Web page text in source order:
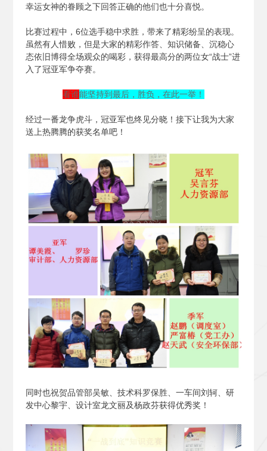
幸运女神的眷顾之下回答正确的他们也十分喜悦。
比赛过程中，6位选手稳中求胜，带来了精彩纷呈的表现。
虽然有人惜败，但是大家的精彩作答、知识储备、沉稳心
态依旧博得全场观众的喝彩，获得最高分的两位女“战士”进
入了冠亚军争夺赛。
看谁能坚持到最后，胜负，在此一举！
经过一番龙争虎斗，冠亚军也终见分晓！接下让我为大家
送上热腾腾的获奖名单吧！
同时也祝贺品管部吴敏、技术科罗保胜、一车间刘轲、研
发中心黎宇、设计室龙文丽及杨政芬获得优秀奖！